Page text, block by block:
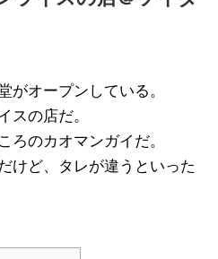
がオープンしている。
スの店だ。
ろのカオマンガイだ。
けど、タレが違うといった